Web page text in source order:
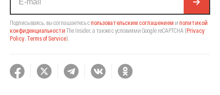
Подписываясь, вы соглашаетесь спользовательским соглашением и политикой
конфиденциальности The Insider, а также с условиями Google reCAPTCHA (Privacy
Policy, Terms of Service).